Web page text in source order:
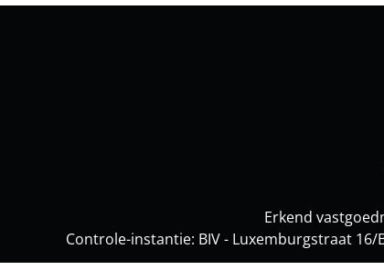
Erkend
Controle-instantie: BIV - Luxemburgstraat